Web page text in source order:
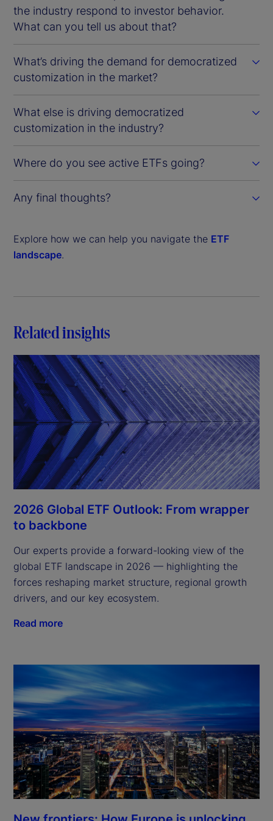
the industry respond to investor behavior.
What can you tell us about that?
What’s driving the demand for democratized
customization in the market?
What else is driving democratized
customization in the industry?
Where do you see active ETFs going?
Any final thoughts?
Explore how we can help you navigate the ETF
landscape.
Related insights
2026 Global ETF Outlook: From wrapper
to backbone
Our experts provide a forward-looking view of the
global ETF landscape in 2026 — highlighting the
forces reshaping market structure, regional growth
drivers, and our key ecosystem.
Read more